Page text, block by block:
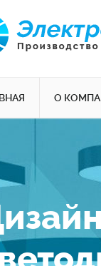
О